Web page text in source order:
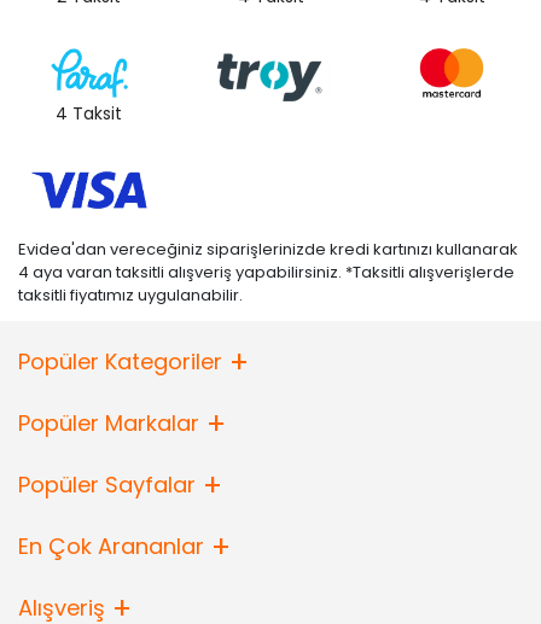
4 Taksit
Evidea'dan vereceğiniz siparişlerinizde kredi kartınızı kullanarak
4 aya varan taksitli alışveriş yapabilirsiniz. *Taksitli alışverişlerde
taksitli fiyatımız uygulanabilir.
Popüler Kategoriler
Popüler Markalar
Popüler Sayfalar
En Çok Arananlar
Alışveriş